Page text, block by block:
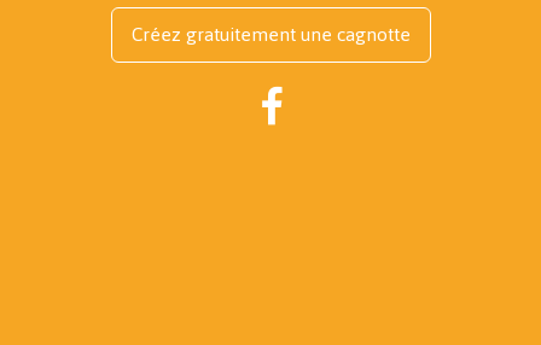
Créez gratuitement une cagnotte